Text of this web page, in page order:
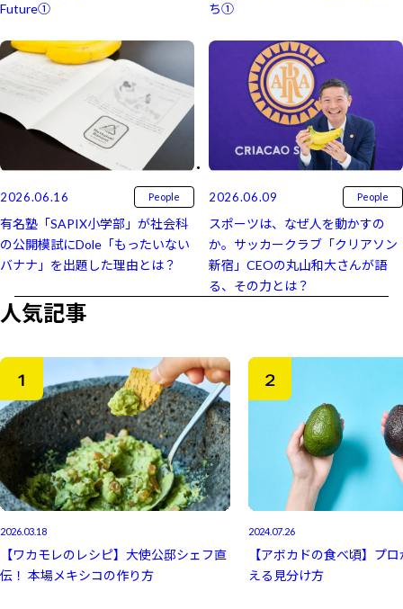
Future①
ち①
2026.06.16 People
有名塾「SAPIX小学部」が社会科
の公開模試にDole「もったいない
バナナ」を出題した理由とは？
2026.06.09 People
スポーツは、なぜ人を動かすの
か。サッカークラブ「クリアソン
新宿」CEOの丸山和大さんが語
る、その力とは？
人気記事
2026.03.18
【ワカモレのレシピ】大使公邸シェフ直
伝！ 本場メキシコの作り方
2024.07.26
【アボカドの食べ頃】プ
える見分け方